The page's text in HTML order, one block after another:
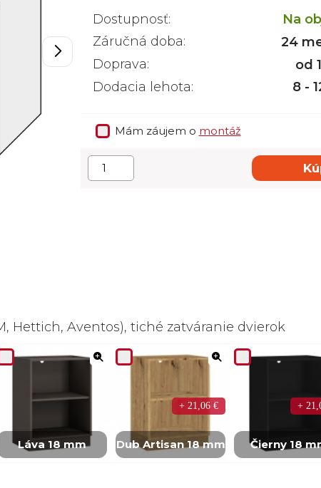
Dostupnosť:
Na
Záručná doba:
24
Doprava:
od
Dodacia lehota:
8 -
Mám záujem o montáž
Hettich, Aventos), tiché zatváranie dvierok
Láva 18 mm Dub Artisan 18 mm
+ 21,06 €
Čierny 18
+